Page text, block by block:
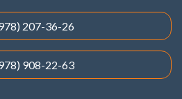
207-36-26
908-22-63